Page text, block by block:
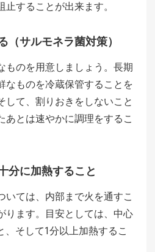
することが出来ます。
（サルモネラ菌対策）
ものを用意しましょう。長期
なものを冷蔵保管することを
して、割りおきをしないこと
あとは速やかに調理をするこ
分に加熱すること
いては、内部まで火を通すこ
ります。目安としては、中心
そして1分以上加熱するこ